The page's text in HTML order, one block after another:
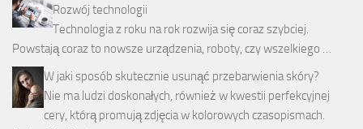
Rozwój technologii
Technologia z roku na rok rozwija się coraz szybciej.
Powstają coraz to nowsze urządzenia, roboty, czy wszelkiego …
W jaki sposób skutecznie usunąć przebarwienia skóry?
Nie ma ludzi doskonałych, również w kwestii perfekcyjnej
cery, którą promują zdjęcia w kolorowych czasopismach.